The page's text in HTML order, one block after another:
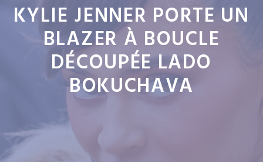
KYLIE JENNER PORTE UN
BLAZER À BOUCLE
DÉCOUPÉE LADO
BOKUCHAVA